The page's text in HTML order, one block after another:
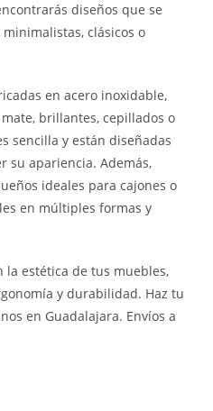
diseños que se
clásicos o
en acero inoxidable,
brillantes, cepillados o
sencilla y están diseñadas
su apariencia. Además,
ideales para cajones o
en múltiples formas y
la estética de tus muebles,
y durabilidad. Haz tu
en Guadalajara. Envíos a